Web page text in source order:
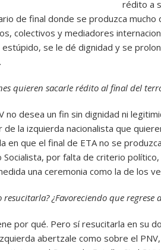
rédito a
de final donde se produzca
colectivos y mediadores
se le dé dignidad y se
quieren sacarle rédito al final del
no desea un fin sin dignidad ni
la izquierda nacionalista que
en que el final de ETA no se
Socialista, por falta de criterio
una ceremonia como la de los
resucitarla? ¿Favoreciendo que regrese
por qué. Pero sí resucitarla en su
abertzale como sobre el